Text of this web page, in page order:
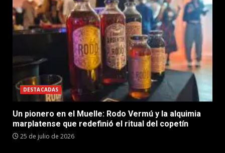
DESTACADAS
Un pionero en el Muelle: Rodo Vermú y la alquimia
marplatense que redefinió el ritual del copetín
25 de julio de 2026